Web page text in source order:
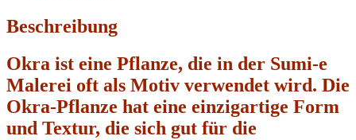
Beschreibung
Okra ist eine Pflanze, die in der Sumi-e
Malerei oft als Motiv verwendet wird. Die
Okra-Pflanze hat eine einzigartige Form
und Textur, die sich gut für die